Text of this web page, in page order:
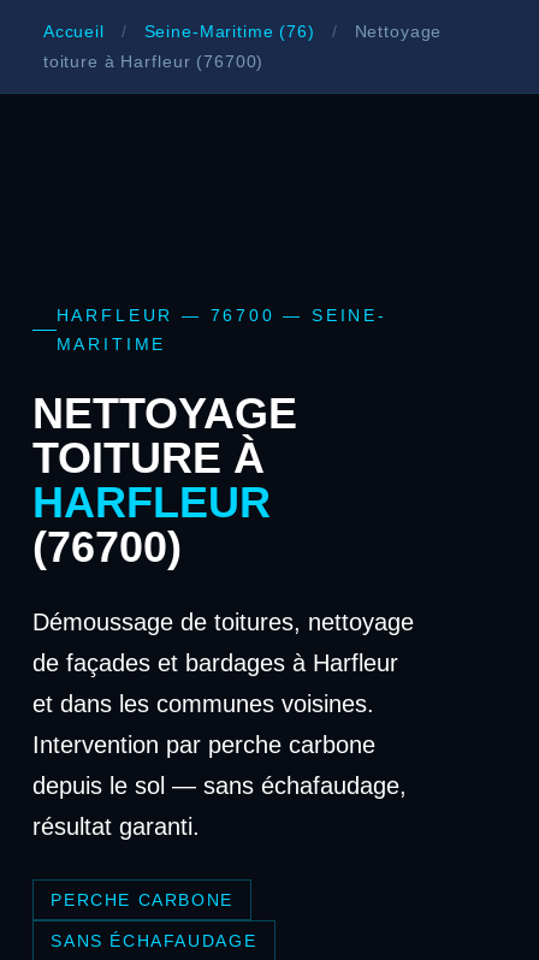
Accueil / Seine-Maritime (76) /
Nettoyage
toiture à Harfleur (76700)
HARFLEUR — 76700 — SEINE-
MARITIME
NETTOYAGE
TOITURE À
HARFLEUR
(76700)
Démoussage de toitures, nettoyage
de façades et bardages à Harfleur
et dans les communes voisines.
Intervention par perche carbone
depuis le sol — sans échafaudage,
résultat garanti.
PERCHE CARBONE
SANS ÉCHAFAUDAGE